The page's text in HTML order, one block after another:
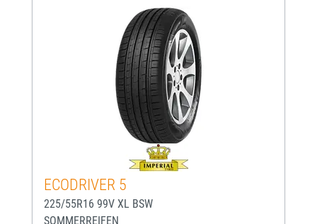
ECODRIVER 5
225/55R16 99V XL BSW
SOMMERREIFEN